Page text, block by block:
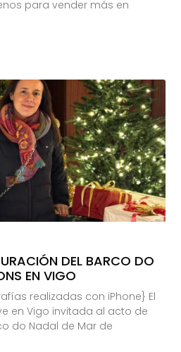
para vender más en
DEL BARCO DO
EN VIGO
realizadas con iPhone} El
en Vigo invitada al acto de
do Nadal de Mar de